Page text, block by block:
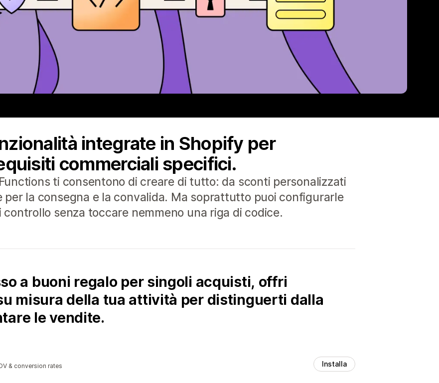
integrate in Shopify per
commerciali specifici.
ti consentono di creare di tutto: da sconti personalizzati
per la consegna e la convalida. Ma soprattutto puoi configurarle
senza toccare nemmeno una riga di codice.
a buoni regalo per singoli acquisti, offri
misura della tua attività per distinguerti dalla
le vendite.
& conversion rates
Installa